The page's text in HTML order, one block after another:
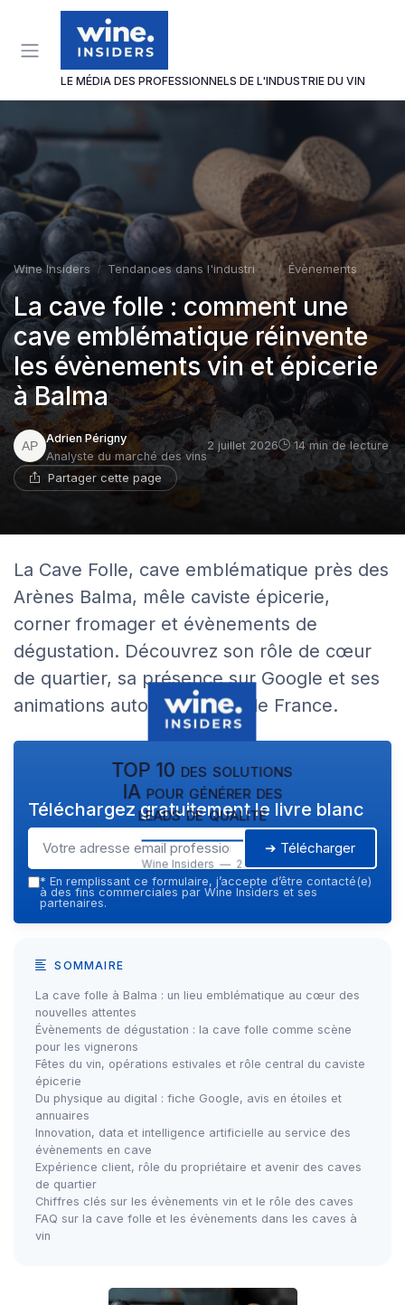
LE MÉDIA DES PROFESSIONNELS DE L'INDUSTRIE DU VIN
Wine Insiders Tendances dans l'industrie du vin Évènements
La cave folle : comment une
cave emblématique réinvente
les évènements vin et épicerie
à Balma
Adrien Périgny
Analyste du marché des vins
2 juillet 2026 14 min de lecture
Partager cette page
La Cave Folle, cave emblématique près des
Arènes Balma, mêle caviste épicerie,
corner fromager et évènements de
dégustation. Découvrez son rôle de cœur
de quartier, sa présence sur Google et ses
animations autour des vins de France.
TOP 10 des solutions
IA pour générer des
leads de qualité
Wine Insiders — 2026
Téléchargez gratuitement le livre blanc
➔ Télécharger
* En remplissant ce formulaire, j’accepte d’être contacté(e)
à des fins commerciales par Wine Insiders et ses
partenaires.
SOMMAIRE
La cave folle à Balma : un lieu emblématique au cœur des
nouvelles attentes
Évènements de dégustation : la cave folle comme scène
pour les vignerons
Fêtes du vin, opérations estivales et rôle central du caviste
épicerie
Du physique au digital : fiche Google, avis en étoiles et
annuaires
Innovation, data et intelligence artificielle au service des
évènements en cave
Expérience client, rôle du propriétaire et avenir des caves
de quartier
Chiffres clés sur les évènements vin et le rôle des caves
FAQ sur la cave folle et les évènements dans les caves à
vin
Panneau de gestion des cookies